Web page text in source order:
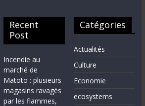
Recent
Post
Incendie au
marché de
Matoto : plusieurs
magasins ravagés
par les flammes,
Catégories
Actualités
Culture
Economie
ecosystems